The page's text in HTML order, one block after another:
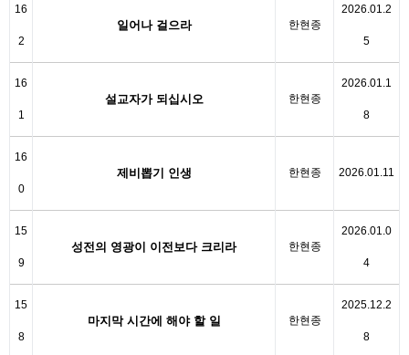
16
2
일어나 걸으라 한현종
2026.01.2
5
16
1
설교자가 되십시오 한현종
2026.01.1
8
16
0
제비뽑기 인생 한현종 2026.01.11
15
9
성전의 영광이 이전보다 크리라 한현종
2026.01.0
4
15
8
마지막 시간에 해야 할 일 한현종
2025.12.2
8